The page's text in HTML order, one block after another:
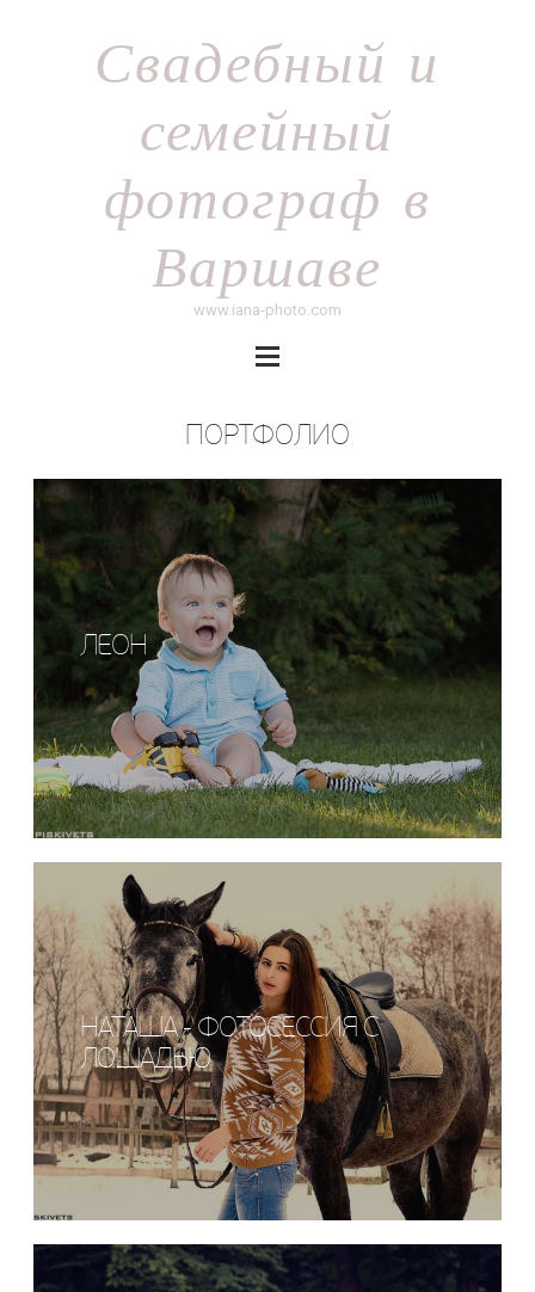
Свадебный и
семейный
фотограф в
Варшаве
www.iana-photo.com
ПОРТФОЛИО
ЛЕОН
НАТАША - ФОТОСЕССИЯ С
ЛОШАДЬЮ